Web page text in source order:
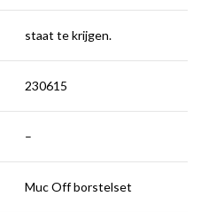
staat te krijgen.
230615
–
Muc Off borstelset